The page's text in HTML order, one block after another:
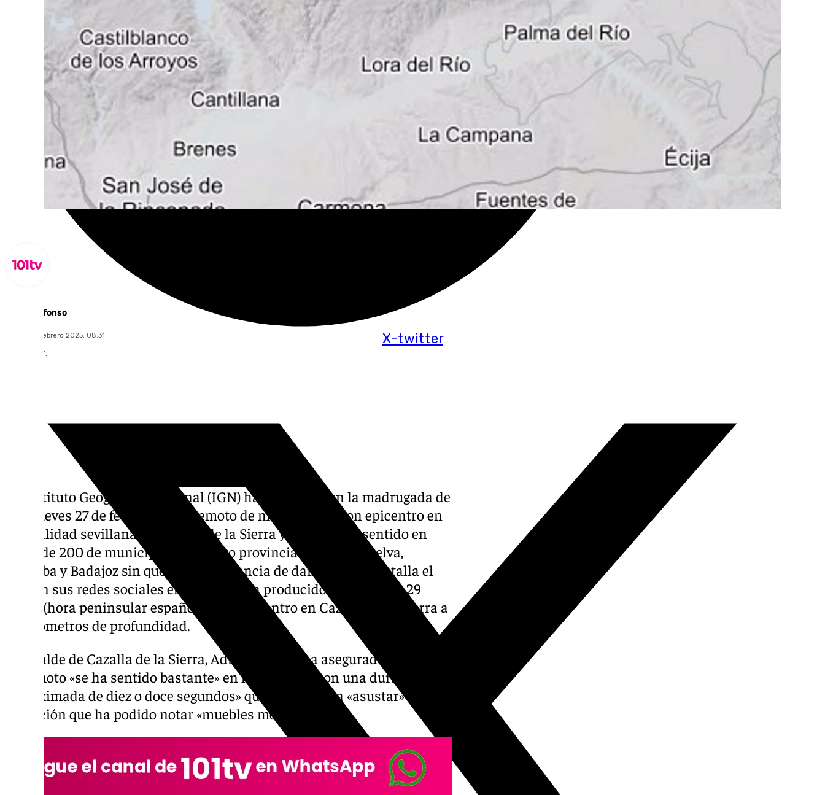
X-twitter
Miguel Alfonso
jueves, 27 febrero 2025, 08:31
Compartir:
El Instituto Geográfico Nacional (IGN) ha registrado en la madrugada de
este jueves 27 de febrero un terremoto de magnitud 4,1 con epicentro en
la localidad sevillana de Cazalla de la Sierra y que ha sido sentido en
cerca de 200 de municipios de cuatro provincias, Sevilla, Huelva,
Córdoba y Badajoz sin que haya constancia de daños. Según detalla el
IGN en sus redes sociales el seísmo se ha producido sobre las 03.29
horas (hora peninsular española) con epicentro en Cazalla de la Sierra a
10 kilómetros de profundidad.
El alcalde de Cazalla de la Sierra, Adrián Torres, ha asegurado que el
terremoto «se ha sentido bastante» en la localidad con una duración
«aproximada de diez o doce segundos» que ha llegado a «asustar» a la
población que ha podido notar «muebles moviéndose».